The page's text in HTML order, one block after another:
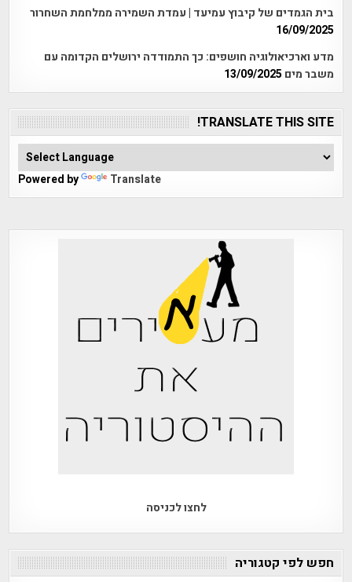
בית הגמדים של קיבוץ עמיעד | עמדת השמירה ממלחמת השחרור
16/09/2025
מדע וארכיאולוגיה חושפים: כך התמודדה ירושלים הקדומה עם
משבר מים 13/09/2025
TRANSLATE THIS SITE!
Powered by Translate
לחצו לכניסה
חפש לפי קטגוריה